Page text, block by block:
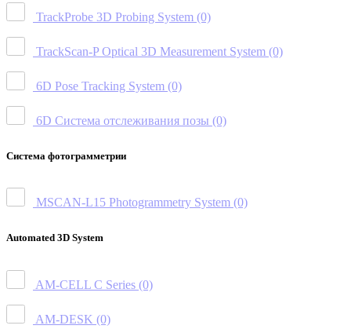
TrackProbe 3D Probing System (0)
TrackScan-P Optical 3D Measurement System (0)
6D Pose Tracking System (0)
6D Система отслеживания позы (0)
Система фотограмметрии
MSCAN-L15 Photogrammetry System (0)
Automated 3D System
AM-CELL C Series (0)
AM-DESK (0)